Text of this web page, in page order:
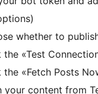
whether to
the «Test
the «Fetch Posts
your content from